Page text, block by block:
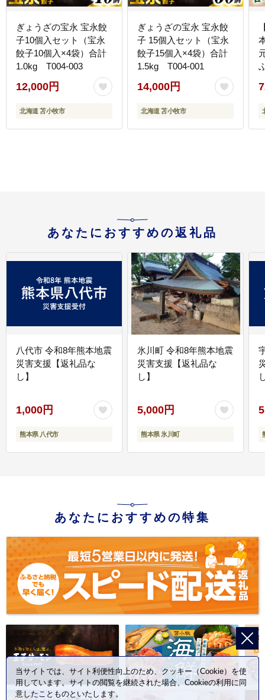
ぎょうざの宝永 宝永餃
子10個入セット（宝永
餃子10個入×4袋）合計
1.0kg T004-003
12,000円
北海道 苫小牧市
ぎょうざの宝永 宝永餃
子 15個入セット（宝永
餃子15個入×4袋）合計
1.5kg T004-001
14,000円
北海道 苫小牧市
あなたにおすすめの返礼品
八代市 令和8年熊本地震
災害支援【返礼品な
し】
1,000円
熊本県 八代市
氷川町 令和8年熊本地震
災害支援【返礼品な
し】
5,000円
熊本県 氷川町
あなたにおすすめの特集
当サイトでは、サイト利便性向上のため、クッキー（Cookie）を使
用しています。サイトの閲覧を継続された場合、Cookieの利用に同
意したことものといたします。